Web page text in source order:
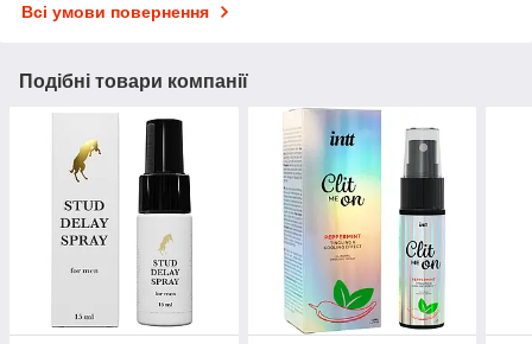
Всі умови повернення
Подібні товари компанії